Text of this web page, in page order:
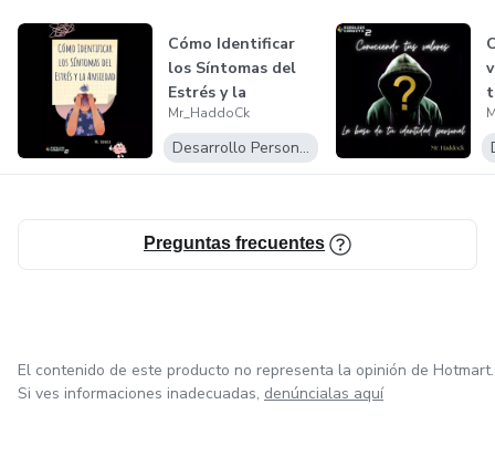
Cómo Identificar
los Síntomas del
Estrés y la
Ansiedad
Mr_HaddoCk
Desarrollo Personal
Preguntas frecuentes
El contenido de este producto no representa la opinión de Hotmart.
Si ves informaciones inadecuadas, denúncialas aquí